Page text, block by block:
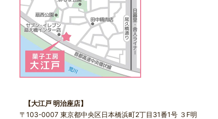
【大江戸 明治座店】
〒103-0007 東京都中央区日本橋浜町2丁目31番1号 ３F明